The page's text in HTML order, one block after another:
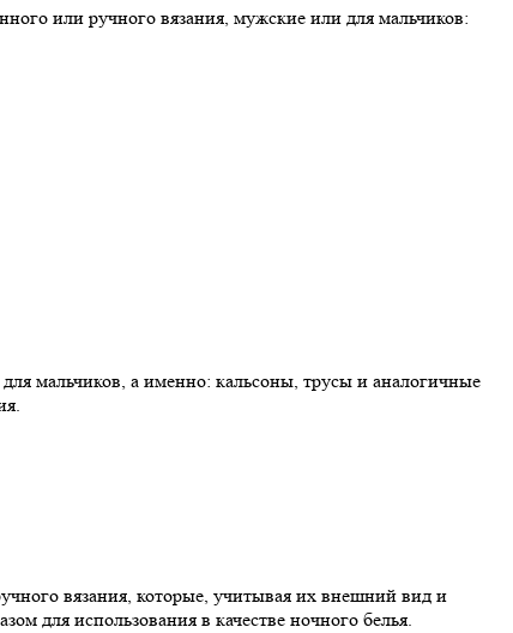
или ручного вязания, мужские или для мальчиков:
мальчиков, а именно: кальсоны, трусы и аналогичные
вязания, которые, учитывая их внешний вид и
для использования в качестве ночного белья.